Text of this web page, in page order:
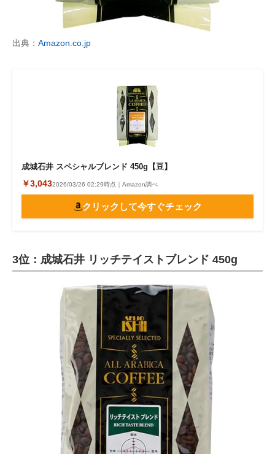
出典： Amazon.co.jp
成城石井 スペシャルブレンド 450g【豆】
￥3,0432026/03/26 02:29時点｜Amazon調べ
クリックして今すぐチェック
3位：成城石井 リッチテイストブレンド 450g